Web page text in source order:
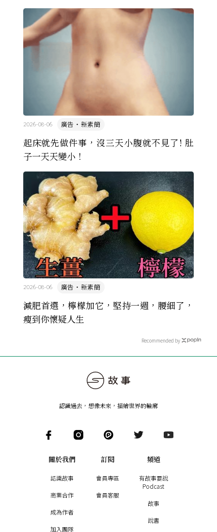
起床就先做件事，沒三天小腹就不見了! 肚
子一天天變小！
廣告・新素簡
2026-08-06
減肥首選，檸檬加它，堅持一週，腰細了，
瘦到你懷疑人生
廣告・新素簡
2026-08-06
Recommended by
認識過去，想像未來 ， 描繪世界的輪廓
關於我們
認識故事
商業合作
成為作者
加入團隊
訂閱
會員專區
會員客服
頻道
有故事要說
Podcast
故事
說書